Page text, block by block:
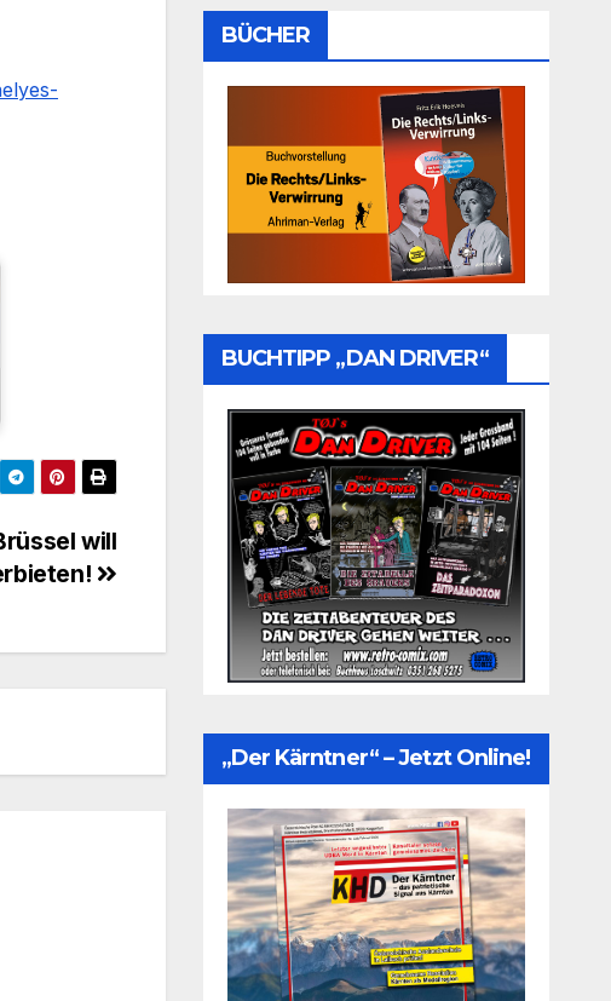
will
BÜCHER
BUCHTIPP „DAN DRIVER“
„Der Kärntner“ – Jetzt Online!